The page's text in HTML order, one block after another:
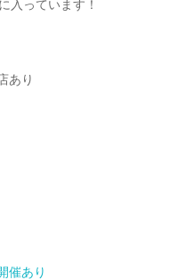
入っています！
あり
催あり